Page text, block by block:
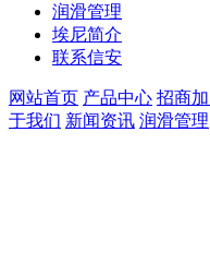
润滑管理
埃尼简介
联系信安
网站首页 产品中心 招商
于我们 新闻资讯 润滑管理